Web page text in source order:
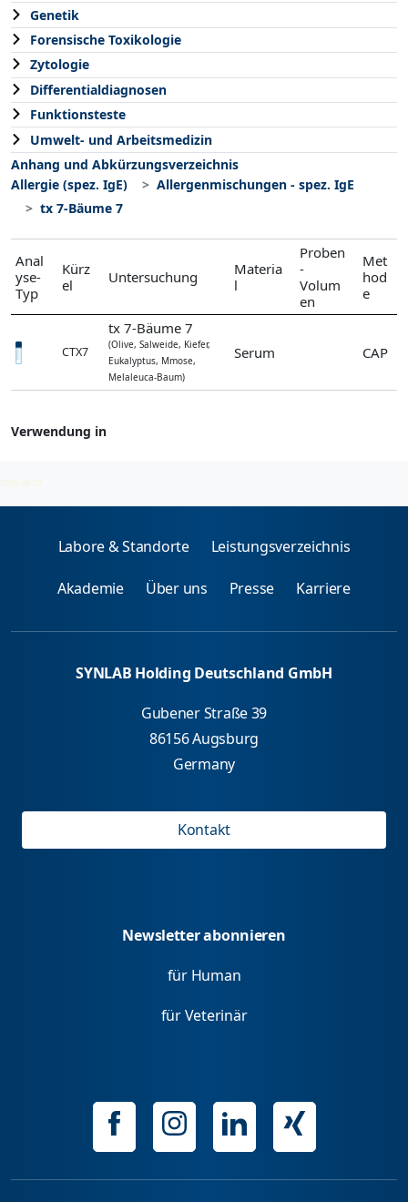
Genetik
Forensische Toxikologie
Zytologie
Differentialdiagnosen
Funktionsteste
Umwelt- und Arbeitsmedizin
Anhang und Abkürzungsverzeichnis
Allergie (spez. IgE)
Allergenmischungen - spez. IgE
tx 7-Bäume 7
Anal
yse-
Typ
Kürz
el
Untersuchung
Materia
l
Proben
-
Volum
en
Met
hod
e
CTX7
tx 7-Bäume 7
(Olive, Salweide, Kiefer,
Eukalyptus, Mmose,
Melaleuca-Baum)
Serum CAP
Verwendung in
2026-08-07
Labore & Standorte Leistungsverzeichnis
Akademie Über uns Presse Karriere
SYNLAB Holding Deutschland GmbH
Gubener Straße 39
86156 Augsburg
Germany
Kontakt
Newsletter abonnieren
für Human
für Veterinär